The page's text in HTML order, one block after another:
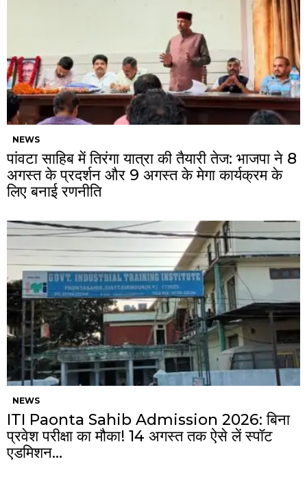
NEWS
पांवटा साहिब में तिरंगा यात्रा की तैयारी तेज: भाजपा ने 8
अगस्त के प्रदर्शन और 9 अगस्त के मेगा कार्यक्रम के
लिए बनाई रणनीति
NEWS
ITI Paonta Sahib Admission 2026: बिना
प्रवेश परीक्षा का मौका! 14 अगस्त तक ऐसे लें स्पॉट
एडमिशन…